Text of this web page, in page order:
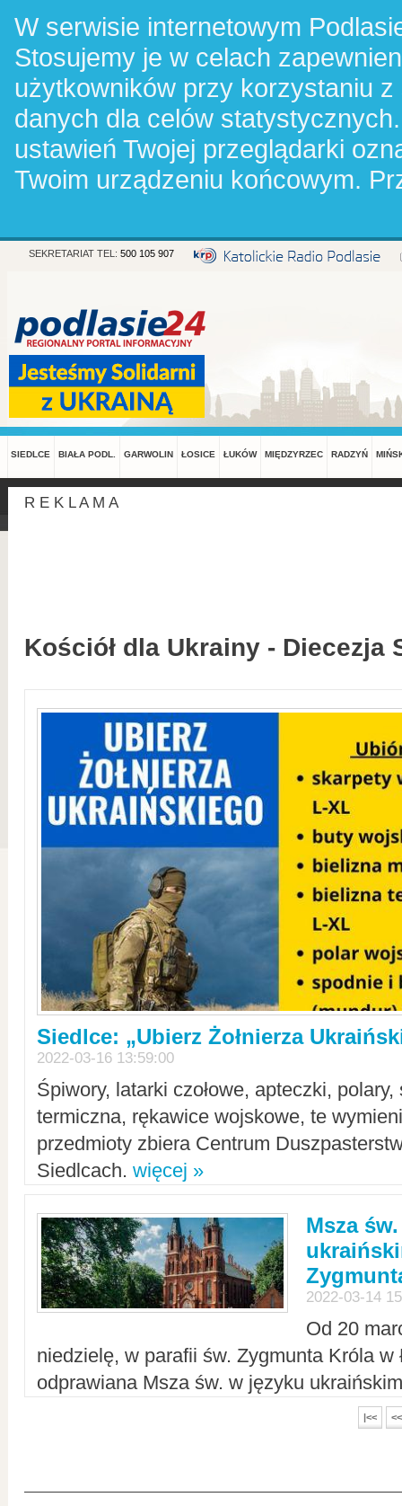
W serwisie internetowym
Stosujemy je w celach
użytkowników przy korzystaniu
danych dla celów
ustawień Twojej przeglądarki
Twoim urządzeniu końcowym.
SEKRETARIAT TEL: 500 105 907
SIEDLCE BIAŁA PODL. GARWOLIN ŁOSICE ŁUKÓW MIĘDZYRZEC RADZYŃ
R E K L A M A
Kościół dla Ukrainy - Diecezja
Siedlce: „Ubierz Żołnierza
2022-03-16 13:59:00
Śpiwory, latarki czołowe, apteczki,
termiczna, rękawice wojskowe, te
przedmioty zbiera Centrum
Siedlcach. więcej »
Msza
2022-03-14
Od 20
niedzielę, w parafii św. Zygmunta Króla w
odprawiana Msza św. w języku
|<< <<